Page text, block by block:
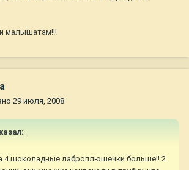
малышатам!!!
29 июля, 2008
4 шоколадные лаброплюшечки больше!! 2